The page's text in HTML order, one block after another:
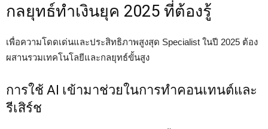
กลยุทธ์ทำเงินยุค 2025 ที่ต้องรู้
เพื่อความโดดเด่นและประสิทธิภาพสูงสุด Specialist ในปี 2025 ต้อง
ผสานรวมเทคโนโลยีและกลยุทธ์ขั้นสูง
การใช้ AI เข้ามาช่วยในการทำคอนเทนต์และ
รีเสิร์ช